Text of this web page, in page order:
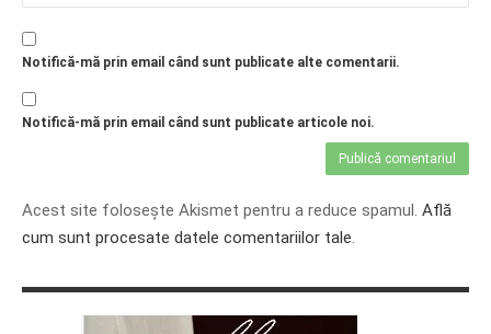
Notifică-mă prin email când sunt publicate alte comentarii.
Notifică-mă prin email când sunt publicate articole noi.
Acest site folosește Akismet pentru a reduce spamul. Află
cum sunt procesate datele comentariilor tale.